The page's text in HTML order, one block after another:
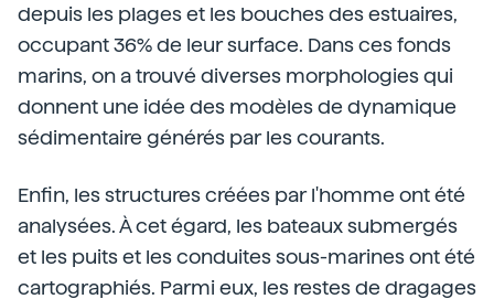
depuis les plages et les bouches des estuaires,
occupant 36% de leur surface. Dans ces fonds
marins, on a trouvé diverses morphologies qui
donnent une idée des modèles de dynamique
sédimentaire générés par les courants.
Enfin, les structures créées par l'homme ont été
analysées. À cet égard, les bateaux submergés
et les puits et les conduites sous-marines ont été
cartographiés. Parmi eux, les restes de dragages